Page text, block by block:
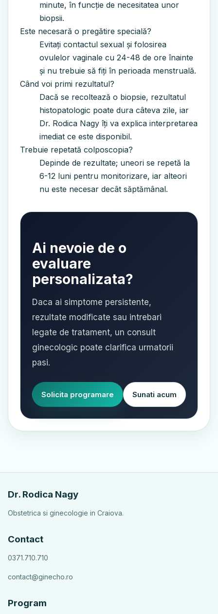
minute, în funcție de necesitatea unor
biopsii.
Este necesară o pregătire specială?
Evitați contactul sexual și folosirea
ovulelor vaginale cu 24-48 de ore înainte
și nu trebuie să fiți în perioada menstruală.
Când voi primi rezultatul?
Dacă se recoltează o biopsie, rezultatul
histopatologic poate dura câteva zile, iar
Dr. Rodica Nagy îți va explica interpretarea
imediat ce este disponibil.
Trebuie repetată colposcopia?
Depinde de rezultate; uneori se repetă la
6-12 luni pentru monitorizare, iar alteori
nu este necesar decât săptămânal.
Ai nevoie de o
evaluare
personalizata?
Daca ai simptome persistente,
rezultate modificate sau intrebari
legate de tratament, un consult
ginecologic poate clarifica urmatorii
pasi.
Solicita programare Sunati acum
Dr. Rodica Nagy
Obstetrica si ginecologie in Craiova.
Contact
0371.710.710
contact@ginecho.ro
Program